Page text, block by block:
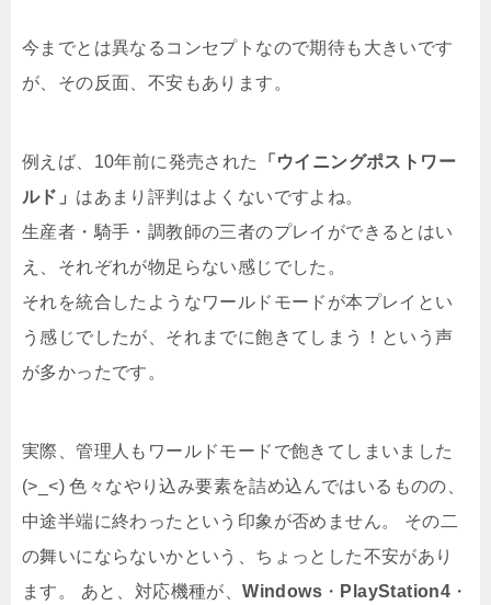
今までとは異なるコンセプトなので期待も大きいです
が、その反面、不安もあります。
例えば、10年前に発売された
「ウイニングポストワー
ルド」 はあまり評判はよくないですよね。
生産者・騎手・調教師の三者のプレイができるとはい
え、それぞれが物足らない感じでした。
それを統合したようなワールドモードが本プレイとい
う感じでしたが、それまでに飽きてしまう！という声
が多かったです。
実際、管理人もワールドモードで飽きてしまいました
(>_<) 色々なやり込み要素を詰め込んではいるものの、
中途半端に終わったという印象が否めません。 その二
の舞いにならないかという、ちょっとした不安があり
ます。 あと、対応機種が、Windows ・ PlayStation4 ・